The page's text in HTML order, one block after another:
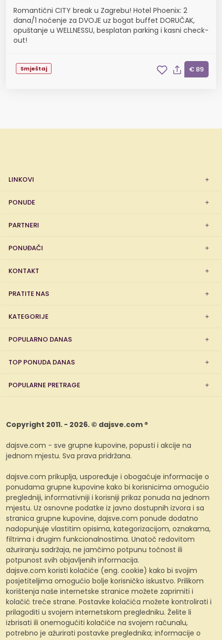
Romantični CITY break u Zagrebu! Hotel Phoenix: 2
dana/1 noćenje za DVOJE uz bogat buffet DORUČAK,
opuštanje u WELLNESSU, besplatan parking i kasni check-
out!
Smještaj € 89
LINKOVI
PONUDE
PARTNERI
PONUĐAČI
KONTAKT
PRATITE NAS
KATEGORIJE
POPULARNO DANAS
TOP PONUDA DANAS
POPULARNE PRETRAGE
Copyright 2011. - 2026. © dajsve.com ®
dajsve.com - sve grupne kupovine, popusti i akcije na
jednom mjestu. Sva prava pridržana.
dajsve.com prikuplja, uspoređuje i obogaćuje informacije o
ponudama grupne kupovine kako bi korisnicima omogućio
pregledniji, informativniji i korisniji prikaz ponuda na jednom
mjestu. Uz osnovne podatke iz javno dostupnih izvora i sa
stranica grupne kupovine, dajsve.com ponude dodatno
nadopunjuje vlastitim opisima, kategorizacijom, oznakama,
filtrima i drugim funkcionalnostima. Unatoč redovitom
ažuriranju sadržaja, ne jamčimo potpunu točnost ili
potpunost svih objavljenih informacija.
dajsve.com koristi kolačiće (eng. cookie) kako bi svojim
posjetiteljima omogućio bolje korisničko iskustvo. Prilikom
korištenja naše internetske stranice možete zaprimiti i
kolačić treće strane. Postavke kolačića možete kontrolirati i
prilagoditi u svojem internetskom pregledniku. Želite li
izbrisati ili onemogućiti kolačiće na svojem računalu,
potrebno je ažurirati postavke preglednika; informacije o